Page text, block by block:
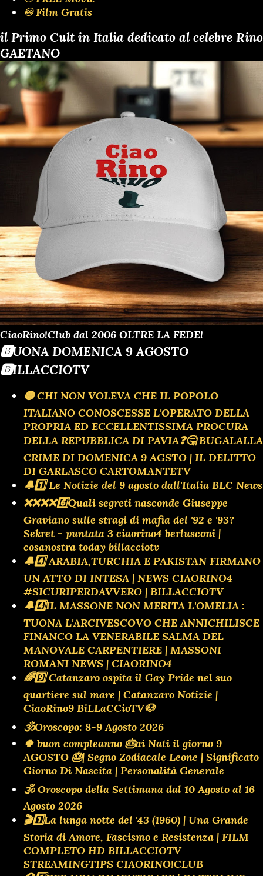
♾️ Film Gratis
il Primo Cult in Italia dedicato al celebre Rino
GAETANO
CiaoRino!Club dal 2006 OLTRE LA FEDE!
🅱️UONA DOMENICA 9 AGOSTO
🅱️ILLACCIOTV
🟡 CHI NON VOLEVA CHE IL POPOLO
ITALIANO CONOSCESSE L'OPERATO DELLA
PROPRIA ED ECCELLENTISSIMA PROCURA
DELLA REPUBBLICA DI PAVIA❓️🤔 BUGALALLA
CRIME DI DOMENICA 9 AGSTO | IL DELITTO
DI GARLASCO CARTOMANTETV
🔔1️⃣ Le Notizie del 9 agosto dall'Italia BLC News
❌️❌️❌️❌️6️⃣Quali segreti nasconde Giuseppe
Graviano sulle stragi di mafia del '92 e '93?
Sekret - puntata 3 ciaorino4 berlusconi |
cosanostra today billacciotv
🔔4️⃣ ARABIA,TURCHIA E PAKISTAN FIRMANO
UN ATTO DI INTESA | NEWS CIAORINO4
#SICURIPERDAVVERO | BILLACCIOTV
🔔4️⃣IL MASSONE NON MERITA L'OMELIA :
TUONA L'ARCIVESCOVO CHE ANNICHILISCE
FINANCO LA VENERABILE SALMA DEL
MANOVALE CARPENTIERE | MASSONI
ROMANI NEWS | CIAORINO4
🌈9️⃣ Catanzaro ospita il Gay Pride nel suo
quartiere sul mare | Catanzaro Notizie |
CiaoRino9 BiLLaCCioTV🐶
🕉Oroscopo: 8-9 Agosto 2026
🍀 buon compleanno 🎂ai Nati il giorno 9
AGOSTO 🎂| Segno Zodiacale Leone | Significato
Giorno Di Nascita | Personalità Generale
🕉 Oroscopo della Settimana dal 10 Agosto al 16
Agosto 2026
🎬1️⃣La lunga notte del '43 (1960) | Una Grande
Storia di Amore, Fascismo e Resistenza | FILM
COMPLETO HD BILLACCIOTV
STREAMINGTIPS CIAORINO!CLUB